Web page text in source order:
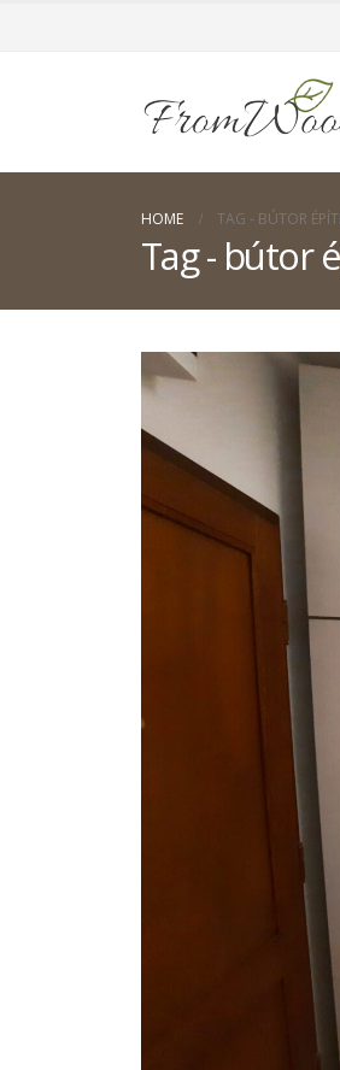
HOME TAG - BÚTOR
Tag - bútor